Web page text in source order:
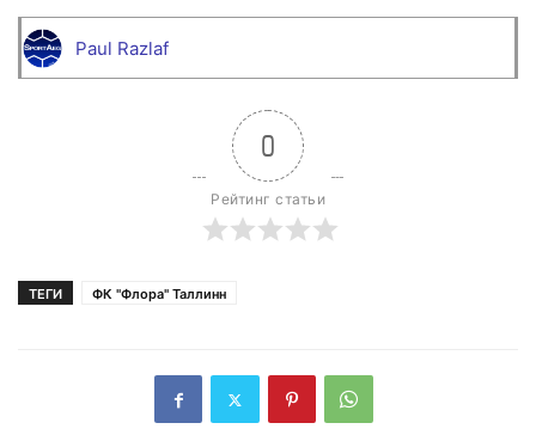
Paul Razlaf
0
Рейтинг статьи
ТЕГИ ФК "Флора" Таллинн